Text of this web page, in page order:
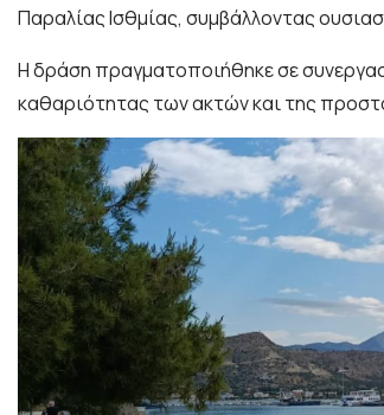
Παραλίας Ισθμίας, συμβάλλοντας
Η δράση πραγματοποιήθηκε σε
καθαριότητας των ακτών και της